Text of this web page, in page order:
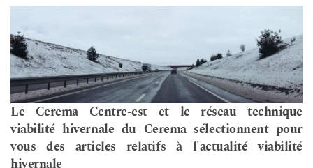
Le Cerema Centre-est et le réseau technique
viabilité hivernale du Cerema sélectionnent pour
vous des articles relatifs à l'actualité viabilité
hivernale